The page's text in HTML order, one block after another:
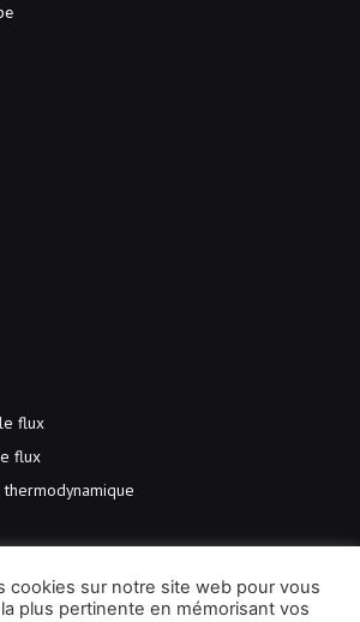
flux
flux
cookies sur notre site web pour vous
plus pertinente en mémorisant vos